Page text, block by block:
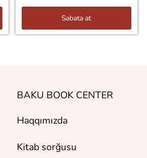
Səbətə at
BAKU BOOK CENTER
Haqqımızda
Kitab sorğusu